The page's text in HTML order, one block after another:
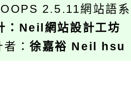
2.5.11網站語
： Neil網站設計工坊
者：徐嘉裕 Neil hsu